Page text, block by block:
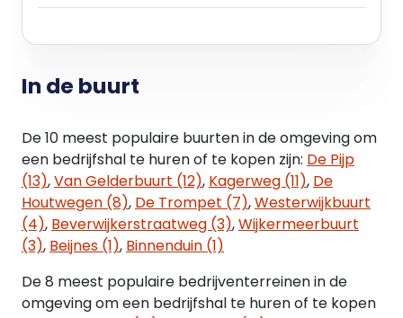
Niet van toepassing.
Huurbetaling
Huurtermijn
In overleg.
Huurovereenkomst
Conform het standaardmodel van de Raad van
bepalingen en bijzondere bepalingen vanuit
verhuurder.
In de buurt
De 10 meest populaire buurten in de omgeving om
een bedrijfshal te huren of te kopen zijn: De Pijp
(13),Van Gelderbuurt (12), Kagerweg (11), De
Houtwegen (8), De Trompet (7),Westerwijkbuurt
(4), Beverwijkerstraatweg (3),Wijkermeerbuurt
(3), Beijnes (1), Binnenduin (1)
De 8 meest populaire bedrijventerreinen in de
omgeving om een bedrijfshal te huren of te kopen